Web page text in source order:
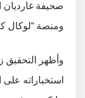
ومنصة “لوكال
وأظهر التحقيق
استخباراته